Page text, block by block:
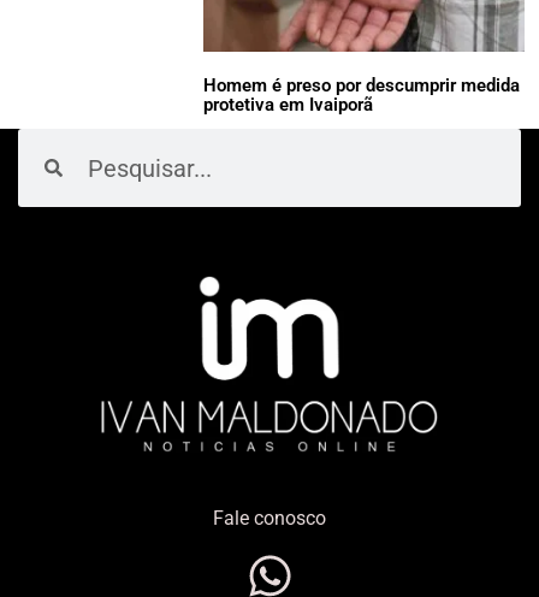
Homem é preso por descumprir medida
protetiva em Ivaiporã
Fale conosco